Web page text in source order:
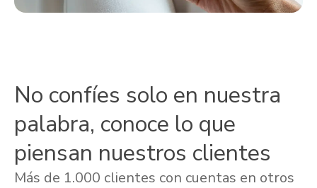
No confíes solo en nuestra
palabra, conoce lo que
piensan nuestros clientes
Más de 1.000 clientes con cuentas en otros